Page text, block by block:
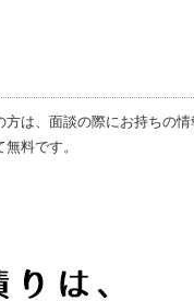
は、面談の際にお持ちの
料です。